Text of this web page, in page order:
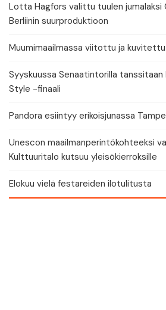
Lotta Hagfors valittu tuulen jumalaksi
Berliinin suurproduktioon
Muumimaailmassa viitottu ja kuvitettu
Syyskuussa Senaatintorilla tanssitaan
Style -finaali
Pandora esiintyy erikoisjunassa
Unescon maailmanperintökohteeksi
Kulttuuritalo kutsuu yleisökierroksille
Elokuu vielä festareiden ilotulitusta